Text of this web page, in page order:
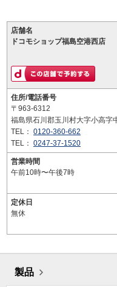
店舗名
ドコモショップ福島空港西店
住所/電話番号
〒963-6312
福島県石川郡玉川村大字小高字
TEL： 0120-360-662
TEL： 0247-37-1520
営業時間
午前10時〜午後7時
定休日
無休
製品